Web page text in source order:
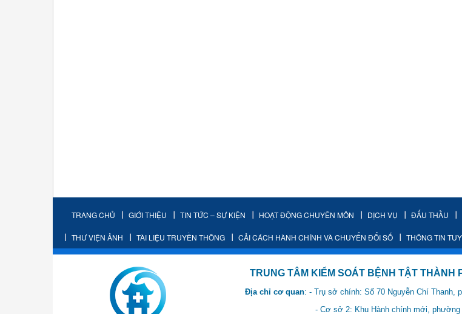
TRANG CHỦ GIỚI THIỆU TIN TỨC – SỰ KIỆN HOẠT ĐỘNG CHUYÊN MÔN DỊCH VỤ ĐẤU THẦU
THƯ VIỆN ẢNH TÀI LIỆU TRUYỀN THÔNG CẢI CÁCH HÀNH CHÍNH VÀ CHUYỂN ĐỔI SỐ THÔNG TIN
TRUNG TÂM KIỂM SOÁT BỆNH TẬT THÀNH
Địa chỉ cơ quan: - Trụ sở chính: Số 70 Nguyễn Chí Thanh,
- Cơ sở 2: Khu Hành chính mới, phường Hà